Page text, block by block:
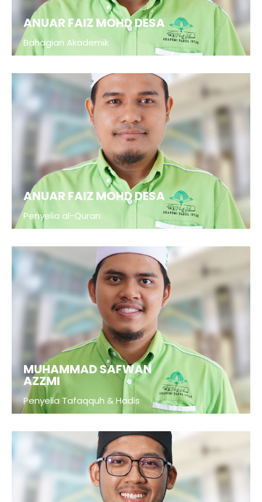
ANUAR FAIZ MOHD DESA
Bahagian Akademik
ANUAR FAIZ MOHD DESA
Penyelia al-Quran
MUHAMMAD SAFWAN
AZZMI
Penyelia Tafaqquh & Hadis